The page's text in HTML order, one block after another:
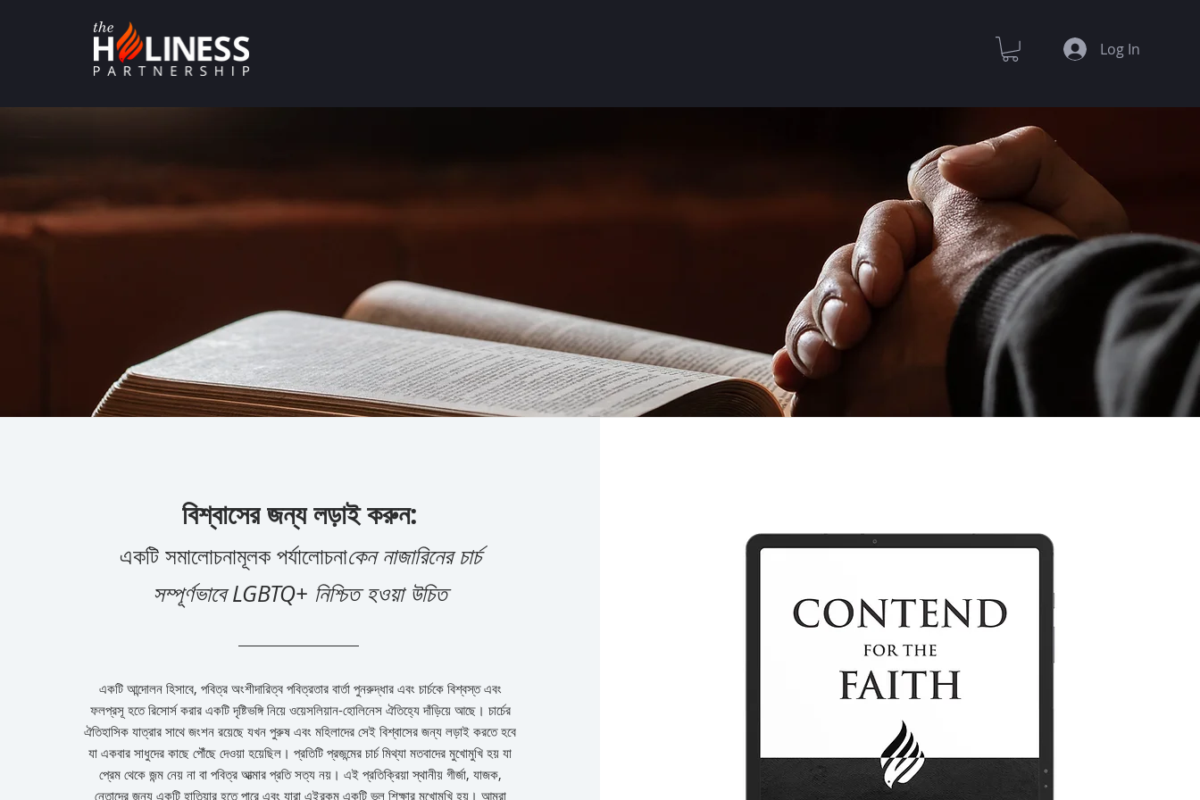
Log In
বিশ্বাসের জন্য লড়াই করুন:
একটি সমালোচনামূলক পর্যালোচনাকেন নাজারিনের চার্চ
সম্পূর্ণভাবে LGBTQ+ নিশ্চিত হওয়া উচিত
একটি আন্দোলন হিসাবে, পবিত্র অংশীদারিত্ব পবিত্রতার বার্তা পুনরুদ্ধার এবং চার্চকে বিশ্বস্ত এবং
ফলপ্রসূ হতে রিসোর্স করার একটি দৃষ্টিভঙ্গি নিয়ে ওয়েসলিয়ান-হোলিনেস ঐতিহ্যে দাঁড়িয়ে আছে। চার্চের
ঐতিহাসিক যাত্রার সাথে জংশন রয়েছে যখন পুরুষ এবং মহিলাদের সেই বিশ্বাসের জন্য লড়াই করতে হবে
যা একবার সাধুদের কাছে পৌঁছে দেওয়া হয়েছিল। প্রতিটি প্রজন্মের চার্চ মিথ্যা মতবাদের মুখোমুখি হয় যা
প্রেম থেকে জন্ম নেয় না বা পবিত্র আত্মার প্রতি সত্য নয়। এই প্রতিক্রিয়া স্থানীয় গীর্জা, যাজক,
নেতাদের জন্য একটি হাতিয়ার হতে পারে এবং যারা এইরকম একটি ভুল শিক্ষার মুখোমুখি হয়। আমরা